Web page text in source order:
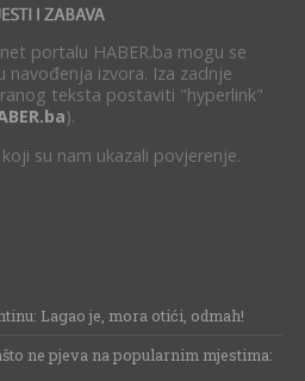
portalu HABER.ba mogu se
navođenja izvora. Iza zadnje
teksta postaviti "hyperlink"
).
koji su nam ukazali povjerenje.
Lagao je, mora otići, odmah!
ne pjeva na popularnim mjestima: